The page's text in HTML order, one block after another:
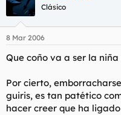
Clásico
8 Mar 2006
Que coño va a ser la
Por cierto,
guiris, es tan patético
hacer creer que ha